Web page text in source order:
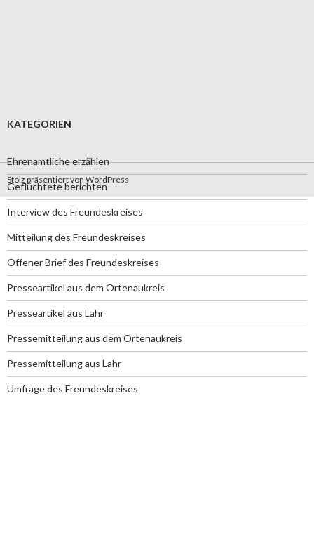
KATEGORIEN
Ehrenamtliche erzählen
Geflüchtete berichten
Interview des Freundeskreises
Mitteilung des Freundeskreises
Offener Brief des Freundeskreises
Presseartikel aus dem Ortenaukreis
Presseartikel aus Lahr
Pressemitteilung aus dem Ortenaukreis
Pressemitteilung aus Lahr
Umfrage des Freundeskreises
Stolz präsentiert von WordPress